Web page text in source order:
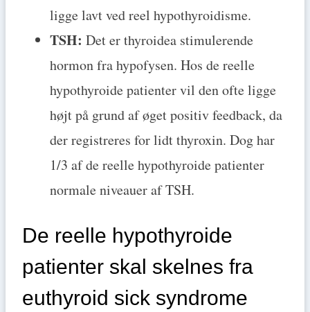
ligge lavt ved reel hypothyroidisme.
TSH: Det er thyroidea stimulerende
hormon fra hypofysen. Hos de reelle
hypothyroide patienter vil den ofte ligge
højt på grund af øget positiv feedback, da
der registreres for lidt thyroxin. Dog har
1/3 af de reelle hypothyroide patienter
normale niveauer af TSH.
De reelle hypothyroide
patienter skal skelnes fra
euthyroid sick syndrome